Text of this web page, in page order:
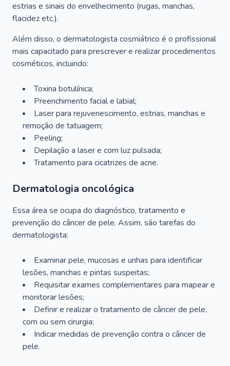
estrias e sinais do envelhecimento (rugas, manchas,
flacidez etc.).
Além disso, o dermatologista cosmiátrico é o profissional
mais capacitado para prescrever e realizar procedimentos
cosméticos, incluindo:
Toxina botulínica;
Preenchimento facial e labial;
Laser para rejuvenescimento, estrias, manchas e
remoção de tatuagem;
Peeling;
Depilação a laser e com luz pulsada;
Tratamento para cicatrizes de acne.
Dermatologia oncológica
Essa área se ocupa do diagnóstico, tratamento e
prevenção do câncer de pele. Assim, são tarefas do
dermatologista:
Examinar pele, mucosas e unhas para identificar
lesões, manchas e pintas suspeitas;
Requisitar exames complementares para mapear e
monitorar lesões;
Definir e realizar o tratamento de câncer de pele,
com ou sem cirurgia;
Indicar medidas de prevenção contra o câncer de
pele.